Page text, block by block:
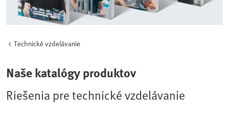
Technické vzdelávanie
Naše katalógy produktov
Riešenia pre technické vzdelávanie